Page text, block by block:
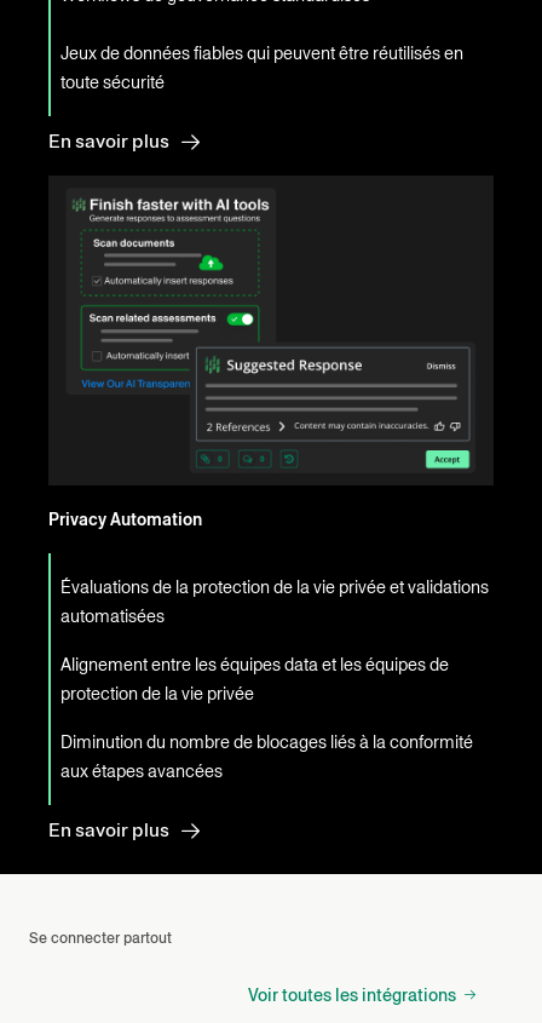
Jeux de données fiables qui peuvent être réutilisés en
toute sécurité
En savoir plus
Privacy Automation
Évaluations de la protection de la vie privée et validations
automatisées
Alignement entre les équipes data et les équipes de
protection de la vie privée
Diminution du nombre de blocages liés à la conformité
aux étapes avancées
En savoir plus
Se connecter partout
Voir toutes les intégrations